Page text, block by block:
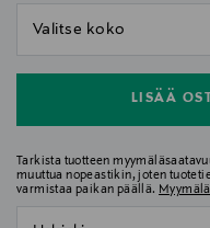
LISÄÄ
Tarkista tuotteen
muuttua nopeastikin, joten
varmistaa paikan päällä.